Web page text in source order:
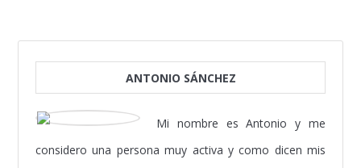
ANTONIO SÁNCHEZ
Mi nombre es Antonio y me
considero una persona muy activa y como dicen mis